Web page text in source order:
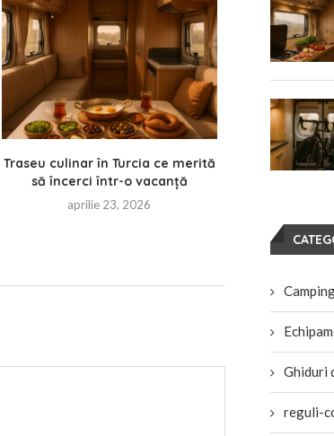
Traseu culinar în Turcia ce merită
să încerci într-o vacanță
aprilie 23, 2026
Traseu
Ghiduri
reguli-